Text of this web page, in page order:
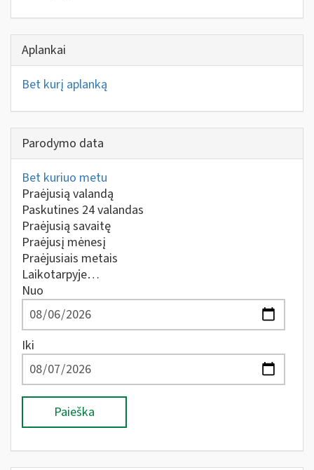
Aplankai
Bet kurį aplanką
Parodymo data
Bet kuriuo metu
Praėjusią valandą
Paskutines 24 valandas
Praėjusią savaitę
Praėjusį mėnesį
Praėjusiais metais
Laikotarpyje…
Nuo
Iki
Paieška